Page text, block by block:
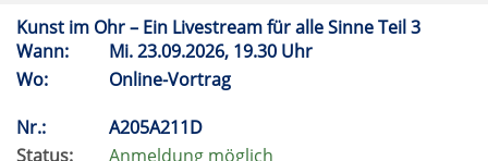
Kunst im Ohr – Ein Livestream für alle Sinne Teil 3
Wann:
Mi.23.09.2026, 19.30 Uhr
Wo:
Online-Vortrag
Nr.:
A205A211D
Status:
Anmeldung möglich